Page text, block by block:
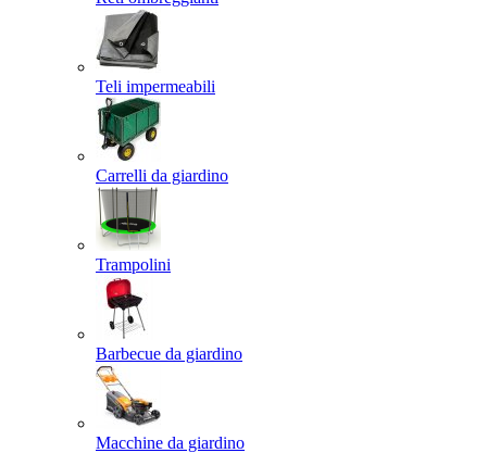
Teli impermeabili
Carrelli da giardino
Trampolini
Barbecue da giardino
Macchine da giardino